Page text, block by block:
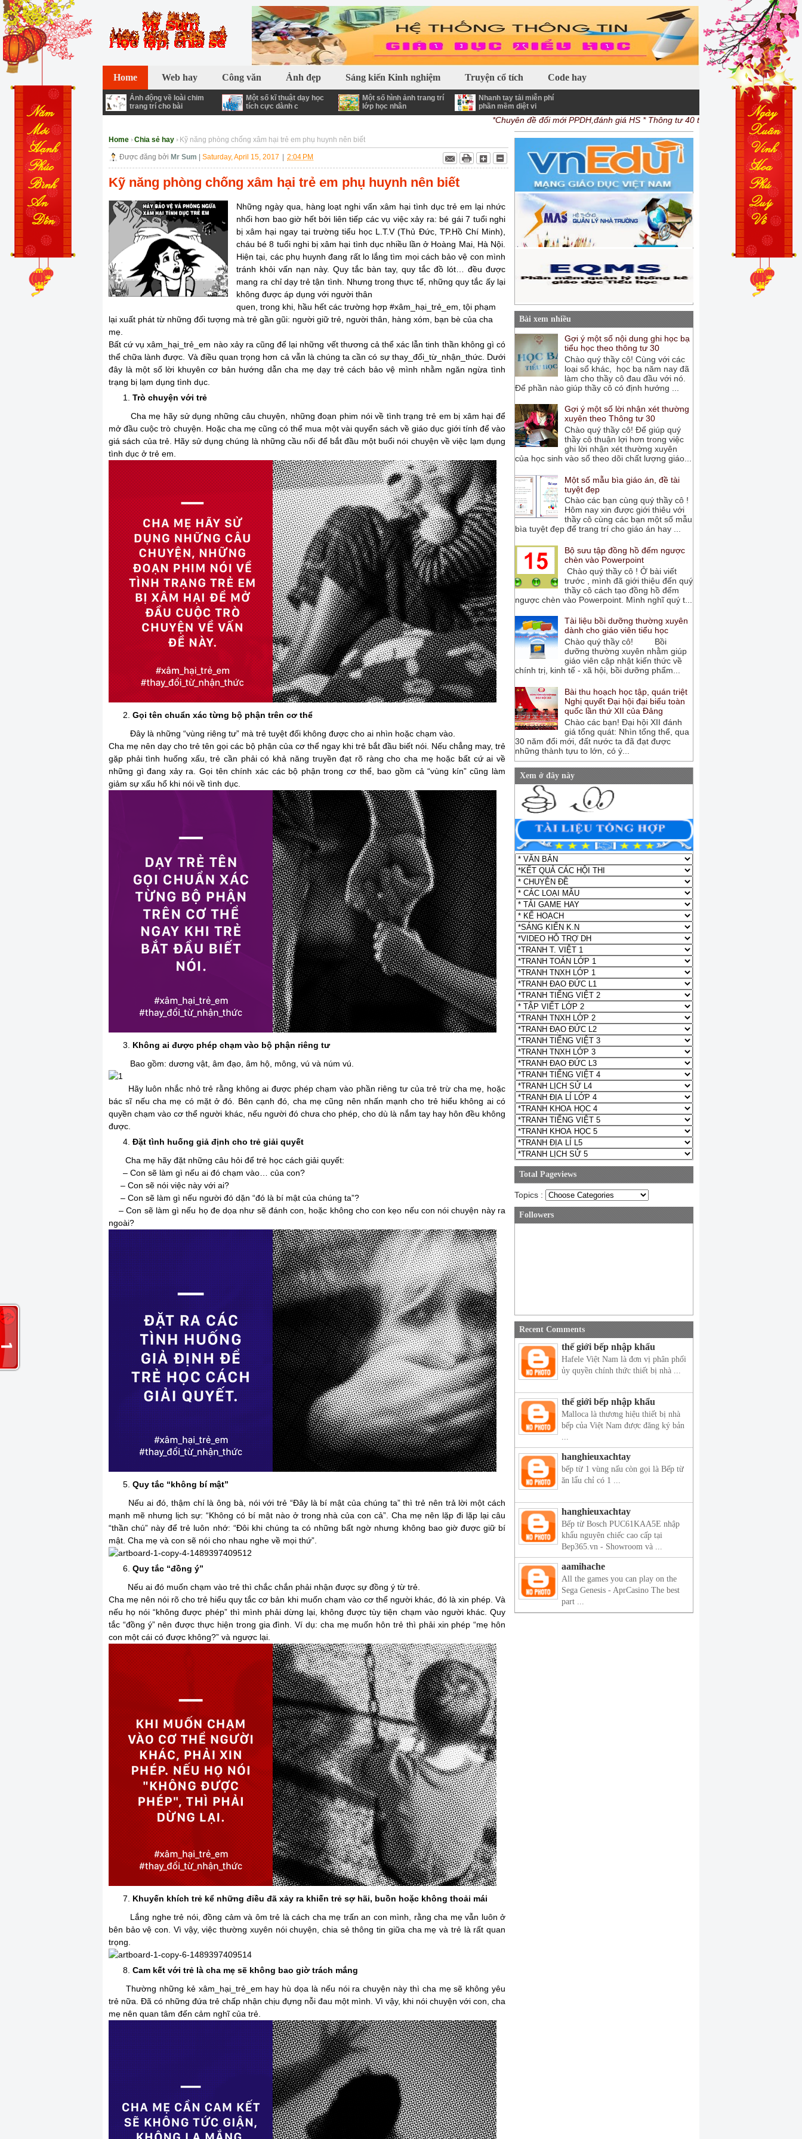
Chào bạn đến với Mr Sum ! Blog chia sẻ về Giáo dục - Phần mềm - Tiện ích - Thủ Thuật và nhiều nội dung bổ ích khác.
Home Web hay Công văn Ảnh đẹp Sáng kiến Kinh nghiệm Truyện cổ tích Code hay
Ảnh động về loài chim
trang trí cho bài
Một số kĩ thuật dạy học
tích cực dành c
Một số hình ảnh trang trí
lớp học nhân
Nhanh tay tải miễn phí
phần mềm diệt vi
*Chuyên đề đổi mới PPDH,đánh giá HS* Thông tư 40 tăng công tác phí cho công
Home Chia sẻ hay Kỹ năng phòng chống xâm hại trẻ em phụ huynh nên biết
Được đăng bởi Mr Sum Saturday, April 15, 2017 2:04 PM
Kỹ năng phòng chống xâm hại trẻ em phụ huynh nên biết
Những ngày qua, hàng loạt nghi vấn xâm hại tình dục trẻ em lại nhức
nhối hơn bao giờ hết bởi liên tiếp các vụ việc xảy ra: bé gái 7 tuổi nghi
bị xâm hại ngay tại trường tiểu học L.T.V (Thủ Đức, TP.Hồ Chí Minh),
cháu bé 8 tuổi nghi bị xâm hại tình dục nhiều lần ở Hoàng Mai, Hà Nội.
Hiện tại, các phụ huynh đang rất lo lắng tìm mọi cách bảo vệ con mình
tránh khỏi vấn nạn này. Quy tắc bàn tay, quy tắc đồ lót… đều được
mang ra chỉ dạy trẻ tận tình. Nhưng trong thực tế, những quy tắc ấy lại
không được áp dụng với người thân
quen, trong khi, hầu hết các trường hợp #xâm_hại_trẻ_em, tội phạm
lại xuất phát từ những đối tượng mà trẻ gần gũi: người giữ trẻ, người thân, hàng xóm, bạn bè của cha
mẹ.
Bất cứ vụ xâm_hại_trẻ_em nào xảy ra cũng để lại những vết thương cả thể xác lẫn tinh thần không gì có
thể chữa lành được. Và điều quan trọng hơn cả vẫn là chúng ta cần có sự thay_đổi_từ_nhận_thức. Dưới
đây là một số lời khuyên cơ bản hướng dẫn cha mẹ dạy trẻ cách bảo vệ mình nhằm ngăn ngừa tình
trạng bị lạm dụng tình dục.
Trò chuyện với trẻ
Cha mẹ hãy sử dụng những câu chuyện, những đoạn phim nói về tình trạng trẻ em bị xâm hại để
mở đầu cuộc trò chuyện. Hoặc cha mẹ cũng có thể mua một vài quyển sách về giáo dục giới tính để vào
giá sách của trẻ. Hãy sử dụng chúng là những cầu nối để bắt đầu một buổi nói chuyện về việc lạm dụng
tình dục ở trẻ em.
Gọi tên chuẩn xác từng bộ phận trên cơ thể
Đây là những “vùng riêng tư” mà trẻ tuyệt đối không được cho ai nhìn hoặc chạm vào.
Cha mẹ nên dạy cho trẻ tên gọi các bộ phận của cơ thể ngay khi trẻ bắt đầu biết nói. Nếu chẳng may, trẻ
gặp phải tình huống xấu, trẻ cần phải có khả năng truyền đạt rõ ràng cho cha mẹ hoặc bất cứ ai về
những gì đang xảy ra. Gọi tên chính xác các bộ phận trong cơ thể, bao gồm cả “vùng kín” cũng làm
giảm sự xấu hổ khi nói về tình dục.
Không ai được phép chạm vào bộ phận riêng tư
Bao gồm: dương vật, âm đạo, âm hộ, mông, vú và núm vú.
Hãy luôn nhắc nhỏ trẻ rằng không ai được phép chạm vào phần riêng tư của trẻ trừ cha mẹ, hoặc
bác sĩ nếu cha mẹ có mặt ở đó. Bên cạnh đó, cha mẹ cũng nên nhấn mạnh cho trẻ hiểu không ai có
quyền chạm vào cơ thể người khác, nếu người đó chưa cho phép, cho dù là nắm tay hay hôn đều không
được.
Đặt tình huống giả định cho trẻ giải quyết
Cha mẹ hãy đặt những câu hỏi để trẻ học cách giải quyết:
– Con sẽ làm gì nếu ai đó chạm vào… của con?
– Con sẽ nói việc này với ai?
– Con sẽ làm gì nếu người đó dặn “đó là bí mật của chúng ta”?
– Con sẽ làm gì nếu họ đe dọa như sẽ đánh con, hoặc không cho con kẹo nếu con nói chuyện này ra
ngoài?
Quy tắc “không bí mật”
Nếu ai đó, thậm chí là ông bà, nói với trẻ “Đây là bí mật của chúng ta” thì trẻ nên trả lời một cách
mạnh mẽ nhưng lịch sự: “Không có bí mật nào ở trong nhà của con cả”. Cha mẹ nên lặp đi lặp lại câu
“thần chú” này để trẻ luôn nhớ: “Đôi khi chúng ta có những bất ngờ nhưng không bao giờ được giữ bí
mật. Cha mẹ và con sẽ nói cho nhau nghe về mọi thứ”.
Quy tắc “đồng ý”
Nếu ai đó muốn chạm vào trẻ thì chắc chắn phải nhận được sự đồng ý từ trẻ.
Cha mẹ nên nói rõ cho trẻ hiểu quy tắc cơ bản khi muốn chạm vào cơ thể người khác, đó là xin phép. Và
nếu họ nói “không được phép” thì mình phải dừng lại, không được tùy tiện chạm vào người khác. Quy
tắc “đồng ý” nên được thực hiện trong gia đình. Ví dụ: cha mẹ muốn hôn trẻ thì phải xin phép “mẹ hôn
con một cái có được không?” và ngược lại.
Khuyến khích trẻ kể những điều đã xảy ra khiến trẻ sợ hãi, buồn hoặc không thoải mái
Lắng nghe trẻ nói, đồng cảm và ôm trẻ là cách cha mẹ trấn an con mình, rằng cha mẹ vẫn luôn ở
bên bảo vệ con. Vì vậy, việc thường xuyên nói chuyện, chia sẻ thông tin giữa cha mẹ và trẻ là rất quan
trọng.
Cam kết với trẻ là cha mẹ sẽ không bao giờ trách mắng
Thường những kẻ xâm_hại_trẻ_em hay hù dọa là nếu nói ra chuyện này thì cha mẹ sẽ không yêu
trẻ nữa. Đã có những đứa trẻ chấp nhận chịu đựng nỗi đau một mình. Vì vậy, khi nói chuyện với con, cha
mẹ nên quan tâm đến cảm nghĩ của trẻ.
Bài xem nhiều
Gợi ý một số nội dung ghi học bạ
tiểu học theo thông tư 30
Chào quý thầy cô! Cùng với các
loại sổ khác, học bạ năm nay đã
làm cho thầy cô đau đầu với nó.
Để phần nào giúp thầy cô có định hướng ...
Gợi ý một số lời nhận xét thường
xuyên theo Thông tư 30
Chào quý thầy cô! Để giúp quý
thầy cô thuận lợi hơn trong việc
ghi lời nhận xét thường xuyên
của học sinh vào sổ theo dõi chất lượng giáo...
Một số mẫu bìa giáo án, đề tài
tuyệt đẹp
Chào các bạn cùng quý thầy cô !
Hôm nay xin được giới thiêu với
thầy cô cùng các bạn một số mẫu
bìa tuyệt đẹp để trang trí cho giáo án hay ...
Bộ sưu tập đồng hồ đếm ngược
chèn vào Powerpoint
Chào quý thầy cô ! Ở bài viết
trước , mình đã giới thiệu đến quý
thầy cô cách tạo đồng hồ đếm
ngược chèn vào Powerpoint. Mình nghĩ quý t...
Tài liệu bồi dưỡng thường xuyên
dành cho giáo viên tiểu học
Chào quý thầy cô! Bồi
dưỡng thường xuyên nhằm giúp
giáo viên cập nhật kiến thức về
chính trị, kinh tế - xã hội, bồi dưỡng phẩm...
Bài thu hoạch học tập, quán triệt
Nghị quyết Đại hội đại biểu toàn
quốc lần thứ XII của Đảng
Chào các bạn! Đại hội XII đánh
giá tổng quát: Nhìn tổng thể, qua
30 năm đổi mới, đất nước ta đã đạt được
những thành tựu to lớn, có ý...
Xem ở đây này
Total Pageviews
Topics :
Followers
Recent Comments
thế giới bếp nhập khẩu
Hafele Việt Nam là đơn vị phân phối
ủy quyền chính thức thiết bị nhà ...
thế giới bếp nhập khẩu
Malloca là thương hiệu thiết bị nhà
bếp của Việt Nam được đăng ký bản
...
hanghieuxachtay
bếp từ 1 vùng nấu còn gọi là Bếp từ
ăn lẩu chỉ có 1 ...
hanghieuxachtay
Bếp từ Bosch PUC61KAA5E nhập
khẩu nguyên chiếc cao cấp tại
Bep365.vn - Showroom và ...
aamihache
All the games you can play on the
Sega Genesis - AprCasino The best
part ...